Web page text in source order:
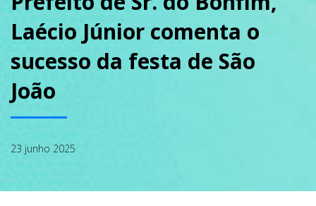
PODCAST
GALERIA
Laécio Júnior comenta o
sucesso da festa de São
João
23 junho 2025